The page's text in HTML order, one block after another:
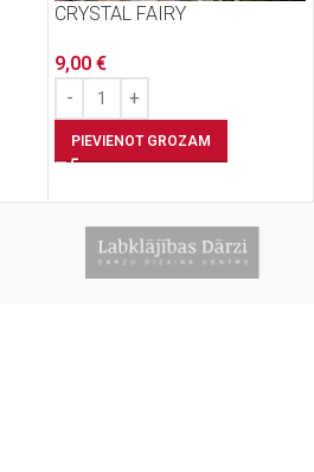
CRYSTAL FAIRY
9,00 €
PIEVIENOT GROZAM